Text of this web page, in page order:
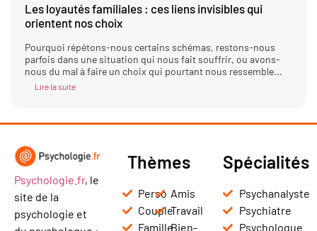
Les loyautés familiales : ces liens invisibles qui
orientent nos choix
Pourquoi répétons-nous certains schémas, restons-nous
parfois dans une situation qui nous fait souffrir, ou avons-
nous du mal à faire un choix qui pourtant nous ressemble...
Lire la suite
Psychologie.fr, le
site de la
psychologie et
Thèmes
Perso
Couple
Famille
Amis
Travail
Bien-
Spécialités
Psychanalyste
Psychiatre
Psychologue